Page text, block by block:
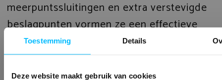
Toestemming Details
Deze website maakt gebruik van cookies
meerpuntssluitingen en extra verstevigde
beslagpunten vormen ze een effectieve
barrière tegen ongewenste bezoekers.
Neem contact op